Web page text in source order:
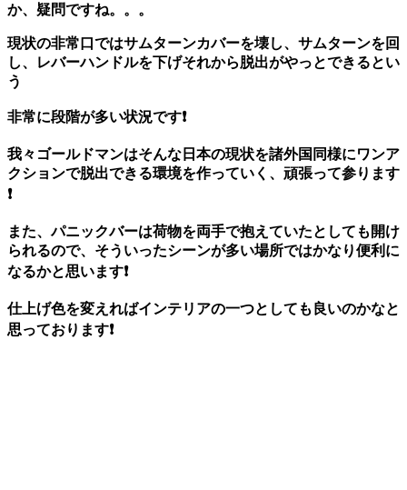
か、疑問ですね。。。
現状の非常口ではサムターンカバーを壊し、サムターンを回
し、レバーハンドルを下げそれから脱出がやっとできるとい
う
非常に段階が多い状況です❗️
我々ゴールドマンはそんな日本の現状を諸外国同様にワンア
クションで脱出できる環境を作っていく、頑張って参ります
❗️
また、パニックバーは荷物を両手で抱えていたとしても開け
られるので、 そういったシーンが多い場所ではかなり便利に
なるかと思います❗️
仕上げ色を変えればインテリアの一つとしても良いのかなと
思っております❗️